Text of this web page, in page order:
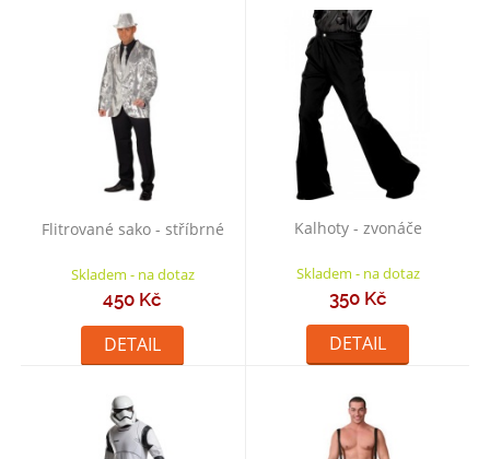
Flitrované sako - stříbrné
Skladem - na dotaz
450 Kč
DETAIL
Kalhoty - zvonáče
Skladem - na dotaz
350 Kč
DETAIL